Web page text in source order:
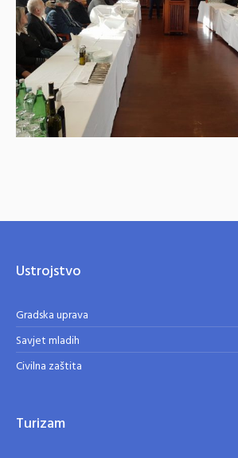
Ustrojstvo
Gradska uprava
Savjet mladih
Civilna zaštita
Turizam